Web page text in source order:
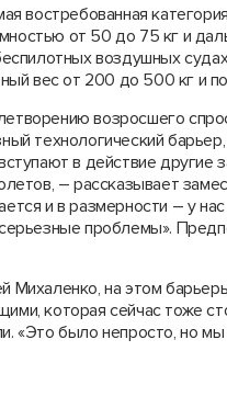
востребованная
от 50 до 75 кг и
воздушных
вес от 200 до 500 кг и
возросшего
технологический
в действие другие
– рассказывает
и в размерности – у
проблемы».
Михаленко, на этом
которая сейчас тоже
«Это было непросто, но